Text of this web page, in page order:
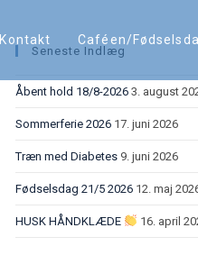
Kontakt Caféen/
Seneste Indlæg
Åbent hold 18/8-2026 3. august
Sommerferie 2026 17. juni 2026
Træn med Diabetes 9. juni 2026
Fødselsdag 21/5 2026 12. maj
HUSK HÅNDKLÆDE 16. april